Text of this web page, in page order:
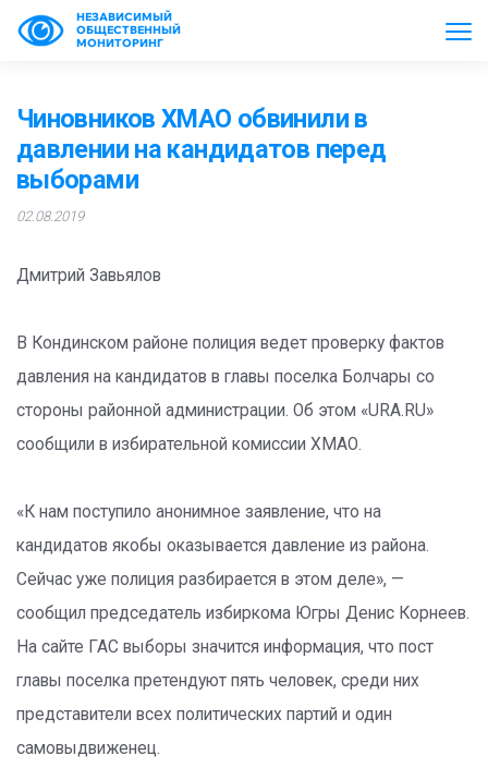
НЕЗАВИСИМЫЙ
ОБЩЕСТВЕННЫЙ
МОНИТОРИНГ
Чиновников ХМАО обвинили в
давлении на кандидатов перед
выборами
02.08.2019
Дмитрий Завьялов
В Кондинском районе полиция ведет проверку фактов
давления на кандидатов в главы поселка Болчары со
стороны районной администрации. Об этом «URA.RU»
сообщили в избирательной комиссии ХМАО.
«К нам поступило анонимное заявление, что на
кандидатов якобы оказывается давление из района.
Сейчас уже полиция разбирается в этом деле», —
сообщил председатель избиркома Югры Денис Корнеев.
На сайте ГАС выборы значится информация, что пост
главы поселка претендуют пять человек, среди них
представители всех политических партий и один
самовыдвиженец.